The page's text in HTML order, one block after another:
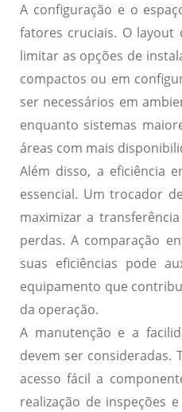
A configuração e o
fatores cruciais. O
limitar as opções de
compactos ou em
ser necessários em
enquanto sistemas
áreas com mais
Além disso, a eficiência
essencial. Um trocador
maximizar a
perdas. A comparação
suas eficiências pode
equipamento que
da operação.
A manutenção e a
devem ser consideradas.
acesso fácil a
realização de inspeções